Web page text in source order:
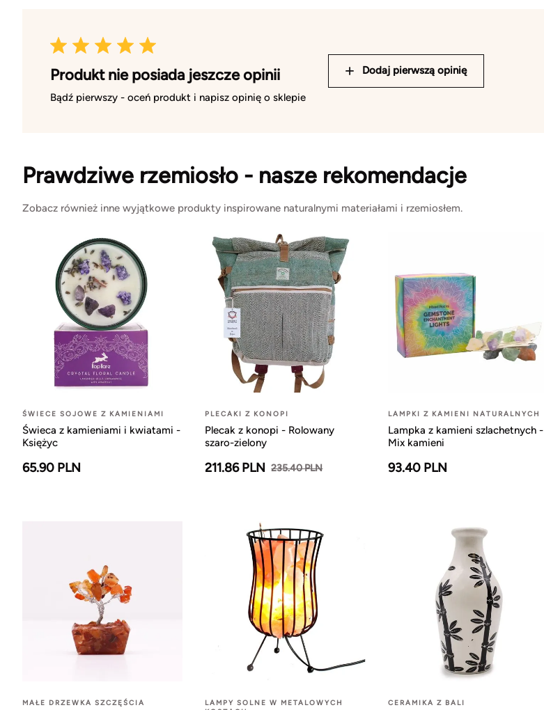
Produkt nie posiada jeszcze opinii
Bądź pierwszy - oceń produkt i napisz opinię o sklepie
Dodaj pierwszą opinię
Prawdziwe rzemiosło - nasze rekomendacje
Zobacz również inne wyjątkowe produkty inspirowane naturalnymi materiałami i rzemiosłem.
ŚWIECE SOJOWE Z KAMIENIAMI
Świeca z kamieniami i kwiatami -
Księżyc
65.90 PLN
PLECAKI Z KONOPI
Plecak z konopi - Rolowany
szaro-zielony
211.86 PLN 235.40 PLN
LAMPKI Z KAMIENI NATURALNYCH
Lampka z kamieni szlachetnych -
Mix kamieni
93.40 PLN
MAŁE DRZEWKA SZCZĘŚCIA
LAMPY SOLNE W METALOWYCH
CERAMIKA Z BALI